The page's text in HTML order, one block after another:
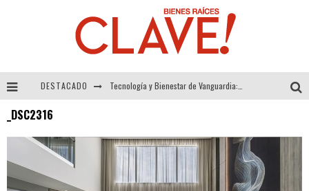
DESTACADO
Alexandra Bedoya – La Constancia detrás de La Paletería
El Despertar de la Calidez: Acabados Dorados de FV para Elevar tu Espacio
_DSC2316